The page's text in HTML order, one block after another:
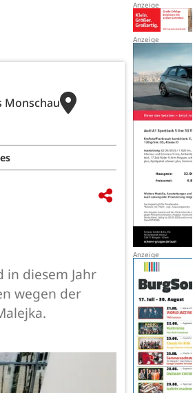
Monschau
in diesem Jahr
wegen der